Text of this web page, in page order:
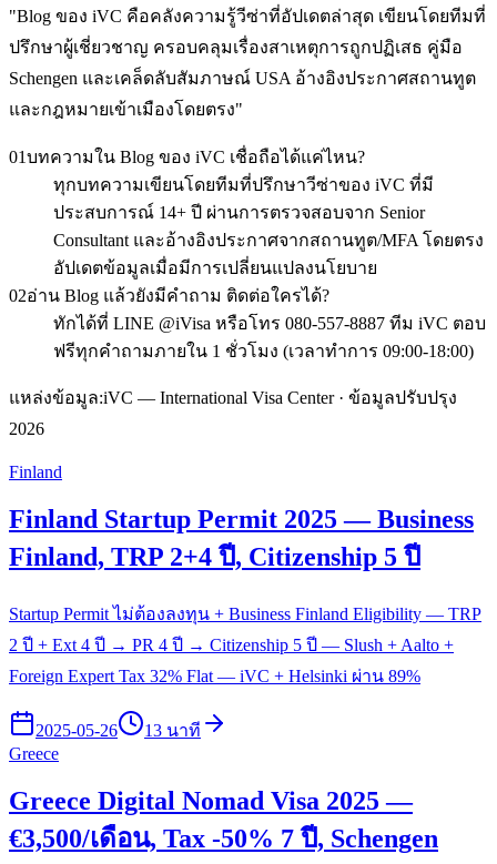
"Blog ของ iVC คือคลังความรู้วีซ่าที่อัปเดตล่าสุด เขียนโดยทีมที่
ปรึกษาผู้เชี่ยวชาญ ครอบคลุมเรื่องสาเหตุการถูกปฏิเสธ คู่มือ
Schengen และเคล็ดลับสัมภาษณ์ USA อ้างอิงประกาศสถานทูต
และกฎหมายเข้าเมืองโดยตรง"
01บทความใน Blog ของ iVC เชื่อถือได้แค่ไหน?
ทุกบทความเขียนโดยทีมที่ปรึกษาวีซ่าของ iVC ที่มี
ประสบการณ์ 14+ ปี ผ่านการตรวจสอบจาก Senior
Consultant และอ้างอิงประกาศจากสถานทูต/MFA โดยตรง
อัปเดตข้อมูลเมื่อมีการเปลี่ยนแปลงนโยบาย
02อ่าน Blog แล้วยังมีคำถาม ติดต่อใครได้?
ทักได้ที่ LINE @iVisa หรือโทร 080-557-8887 ทีม iVC ตอบ
ฟรีทุกคำถามภายใน 1 ชั่วโมง (เวลาทำการ 09:00-18:00)
แหล่งข้อมูล:iVC — International Visa Center · ข้อมูลปรับปรุง
2026
Finland
Finland Startup Permit 2025 — Business
Finland, TRP 2+4 ปี, Citizenship 5 ปี
Startup Permit ไม่ต้องลงทุน + Business Finland Eligibility — TRP
2 ปี + Ext 4 ปี → PR 4 ปี → Citizenship 5 ปี — Slush + Aalto +
Foreign Expert Tax 32% Flat — iVC + Helsinki ผ่าน 89%
2025-05-26
13 นาที
Greece
Greece Digital Nomad Visa 2025 —
€3,500/เดือน, Tax -50% 7 ปี, Schengen